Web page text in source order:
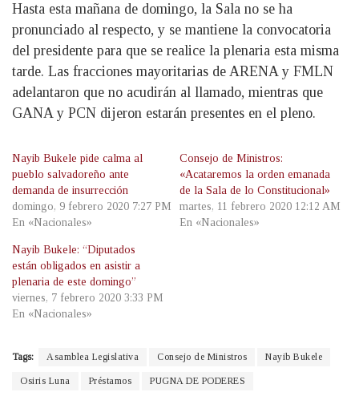
Hasta esta mañana de domingo, la Sala no se ha
pronunciado al respecto, y se mantiene la convocatoria
del presidente para que se realice la plenaria esta misma
tarde. Las fracciones mayoritarias de ARENA y FMLN
adelantaron que no acudirán al llamado, mientras que
GANA y PCN dijeron estarán presentes en el pleno.
Nayib Bukele pide calma al
pueblo salvadoreño ante
demanda de insurrección
domingo, 9 febrero 2020 7:27 PM
En «Nacionales»
Consejo de Ministros:
«Acataremos la orden emanada
de la Sala de lo Constitucional»
martes, 11 febrero 2020 12:12 AM
En «Nacionales»
Nayib Bukele: “Diputados
están obligados en asistir a
plenaria de este domingo”
viernes, 7 febrero 2020 3:33 PM
En «Nacionales»
Tags: Asamblea Legislativa Consejo de Ministros Nayib Bukele
Osiris Luna Préstamos PUGNA DE PODERES